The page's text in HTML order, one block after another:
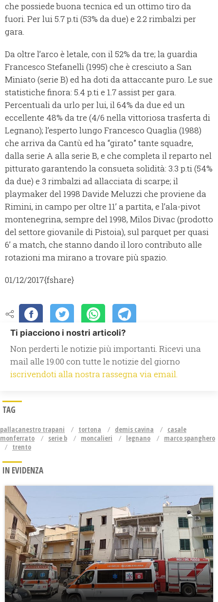
che possiede buona tecnica ed un ottimo tiro da
fuori. Per lui 5.7 p.ti (53% da due) e 2.2 rimbalzi per
gara.
Da oltre l’arco è letale, con il 52% da tre; la guardia
Francesco Stefanelli (1995) che è cresciuto a San
Miniato (serie B) ed ha doti da attaccante puro. Le sue
statistiche finora: 5.4 p.ti e 1.7 assist per gara.
Percentuali da urlo per lui, il 64% da due ed un
eccellente 48% da tre (4/6 nella vittoriosa trasferta di
Legnano); l’esperto lungo Francesco Quaglia (1988)
che arriva da Cantù ed ha “girato” tante squadre,
dalla serie A alla serie B, e che completa il reparto nel
pitturato garantendo la consueta solidità: 3.3 p.ti (54%
da due) e 3 rimbalzi ad allacciata di scarpe; il
playmaker del 1998 Davide Meluzzi che proviene da
Rimini, in campo per oltre 11’ a partita, e l’ala-pivot
montenegrina, sempre del 1998, Milos Divac (prodotto
del settore giovanile di Pistoia), sul parquet per quasi
6’ a match, che stanno dando il loro contributo alle
rotazioni ma mirano a trovare più spazio.
01/12/2017{fshare}
Ti piacciono i nostri articoli?
Non perderti le notizie più importanti. Ricevi una
mail alle 19.00 con tutte le notizie del giorno
iscrivendoti alla nostra rassegna via email.
TAG
pallacanestro trapani tortona demis cavina
casale
monferrato
serie b moncalieri legnano
marco spanghero
trento
IN EVIDENZA